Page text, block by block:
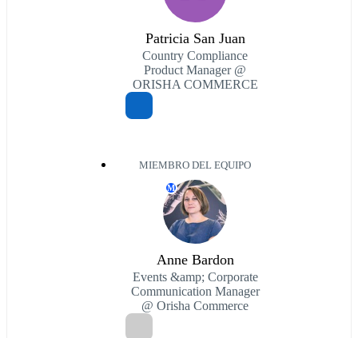
Patricia San Juan
Country Compliance
Product Manager @
ORISHA COMMERCE
MIEMBRO DEL EQUIPO
M
Anne Bardon
Events &amp; Corporate
Communication Manager
@ Orisha Commerce